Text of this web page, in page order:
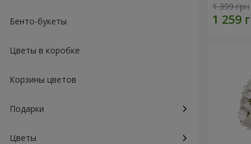
Бенто-букеты
Цветы в коробке
Корзины цветов
Подарки
Цветы
1 399 грн